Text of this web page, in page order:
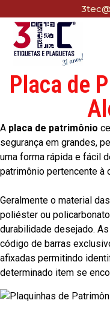
Placa de
A placa de patrimônio
segurança em grandes,
uma forma rápida e fácil
patrimônio pertencente à
Geralmente o material
poliéster ou
durabilidade desejado. As
código de barras
afixadas permitindo
determinado item se